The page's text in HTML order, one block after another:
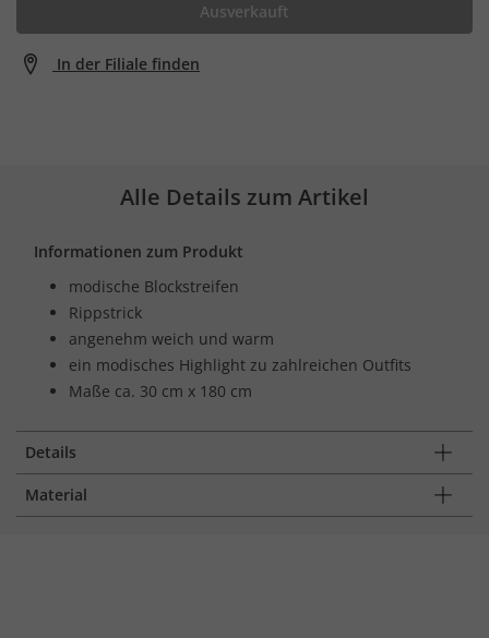
Ausverkauft
In der Filiale finden
Alle Details zum Artikel
Informationen zum Produkt
modische Blockstreifen
Rippstrick
angenehm weich und warm
ein modisches Highlight zu zahlreichen Outfits
Maße ca. 30 cm x 180 cm
Details
Material